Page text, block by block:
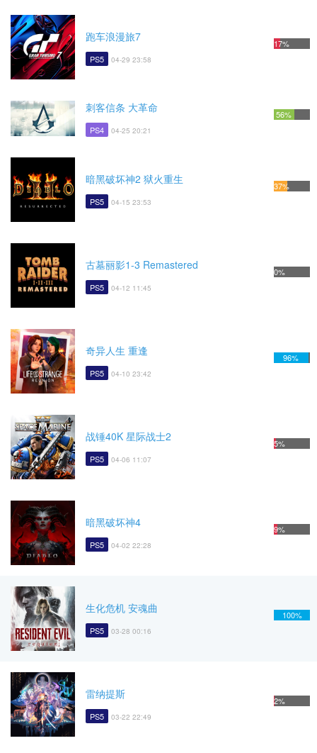
跑车浪漫旅7
PS5 04-29 23:58
17%
刺客信条 大革命
PS4 04-25 20:21
56%
暗黑破坏神2 狱火重生
PS5 04-15 23:53
37%
古墓丽影1-3 Remastered
PS5 04-12 11:45
0%
奇异人生 重逢
PS5 04-10 23:42
96%
战锤40K 星际战士2
PS5 04-06 11:07
5%
暗黑破坏神4
PS5 04-02 22:28
9%
生化危机 安魂曲
PS5 03-28 00:16
100%
雷纳提斯
PS5 03-22 22:49
2%